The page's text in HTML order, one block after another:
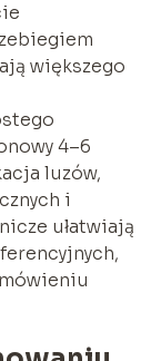
większego
4–6
luzów,
i
ułatwiają